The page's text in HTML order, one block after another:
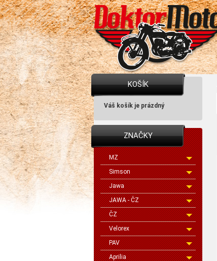
KOŠÍK
Váš košík je prázdný
ZNAČKY
MZ
Simson
Jawa
JAWA - ČZ
ČZ
Velorex
PAV
Aprilia